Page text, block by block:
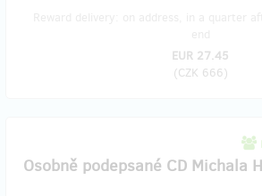
EUR 27.45
(CZK 666)
Osobně podepsané CD Michala